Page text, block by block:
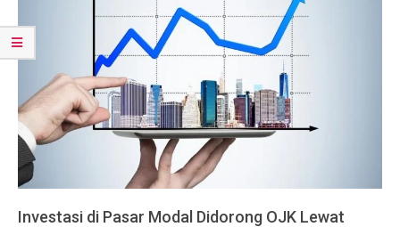
Investasi di Pasar Modal Didorong OJK Lewat